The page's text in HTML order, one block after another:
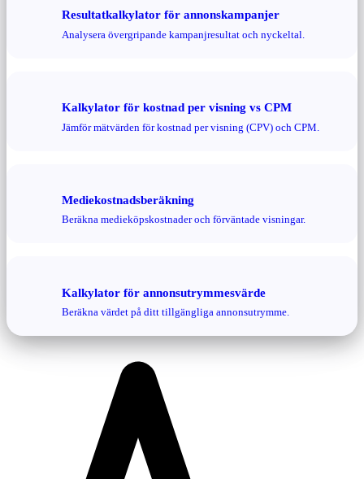
Resultatkalkylator för annonskampanjer
Analysera övergripande kampanjresultat och nyckeltal.
Kalkylator för kostnad per visning vs CPM
Jämför mätvärden för kostnad per visning (CPV) och CPM.
Mediekostnadsberäkning
Beräkna medieköpskostnader och förväntade visningar.
Kalkylator för annonsutrymmesvärde
Beräkna värdet på ditt tillgängliga annonsutrymme.